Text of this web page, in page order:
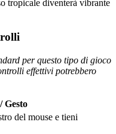
tropicale diventerà vibrante
per questo tipo di gioco
effettivi potrebbero
Gesto
del mouse e tieni